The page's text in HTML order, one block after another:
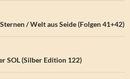
/ Welt aus Seide (Folgen 41+42)
SOL (Silber Edition 122)